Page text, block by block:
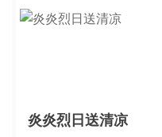
炎炎烈日送清凉